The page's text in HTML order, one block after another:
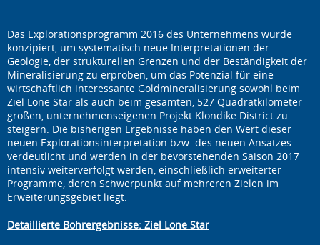
Das Explorationsprogramm 2016 des Unternehmens wurde
konzipiert, um systematisch neue Interpretationen der
Geologie, der strukturellen Grenzen und der Beständigkeit der
Mineralisierung zu erproben, um das Potenzial für eine
wirtschaftlich interessante Goldmineralisierung sowohl beim
Ziel Lone Star als auch beim gesamten, 527 Quadratkilometer
großen, unternehmenseigenen Projekt Klondike District zu
steigern. Die bisherigen Ergebnisse haben den Wert dieser
neuen Explorationsinterpretation bzw. des neuen Ansatzes
verdeutlicht und werden in der bevorstehenden Saison 2017
intensiv weiterverfolgt werden, einschließlich erweiterter
Programme, deren Schwerpunkt auf mehreren Zielen im
Erweiterungsgebiet liegt.
Detaillierte Bohrergebnisse: Ziel Lone Star